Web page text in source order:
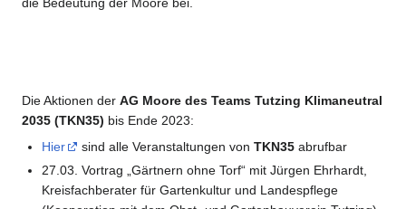
Die Aktionen der AG Moore des Teams Tutzing Klimaneutral
2035 (TKN35) bis Ende 2023:
Hier
sind alle Veranstaltungen vonTKN35 abrufbar
27.03. Vortrag „Gärtnern ohne Torf“ mit Jürgen Ehrhardt,
Kreisfachberater für Gartenkultur und Landespflege